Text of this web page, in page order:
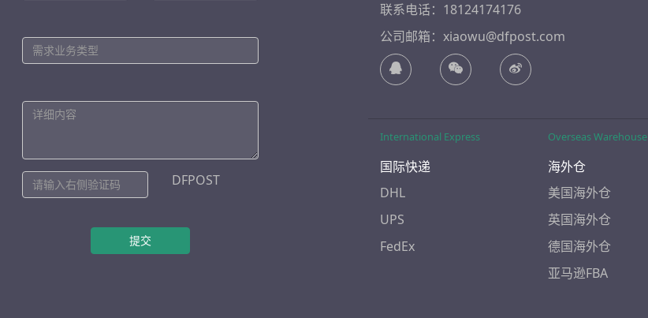
DFPOST
提交
联系电话：18124174176
公司邮箱：xiaowu@dfpost.com
International Express
国际快递
DHL
UPS
FedEx
Overseas Warehouse
海外仓
美国海外仓
英国海外仓
德国海外仓
亚马逊FBA